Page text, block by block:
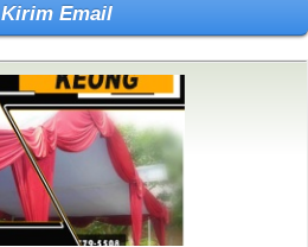
Kirim Email